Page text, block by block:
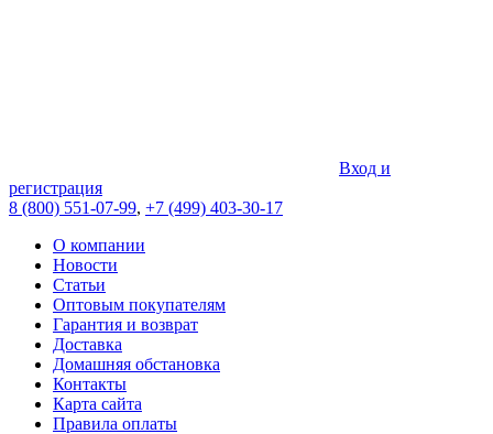
Вход и
регистрация
8 (800) 551-07-99, +7 (499) 403-30-17
О компании
Новости
Статьи
Оптовым покупателям
Гарантия и возврат
Доставка
Домашняя обстановка
Контакты
Карта сайта
Правила оплаты